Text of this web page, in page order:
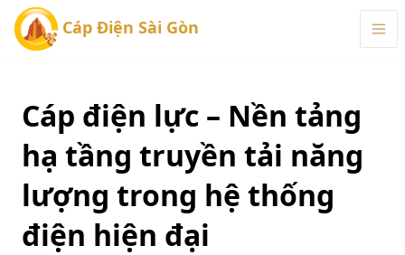
Cáp Điện Sài Gòn
Cáp điện lực – Nền tảng
hạ tầng truyền tải năng
lượng trong hệ thống
điện hiện đại